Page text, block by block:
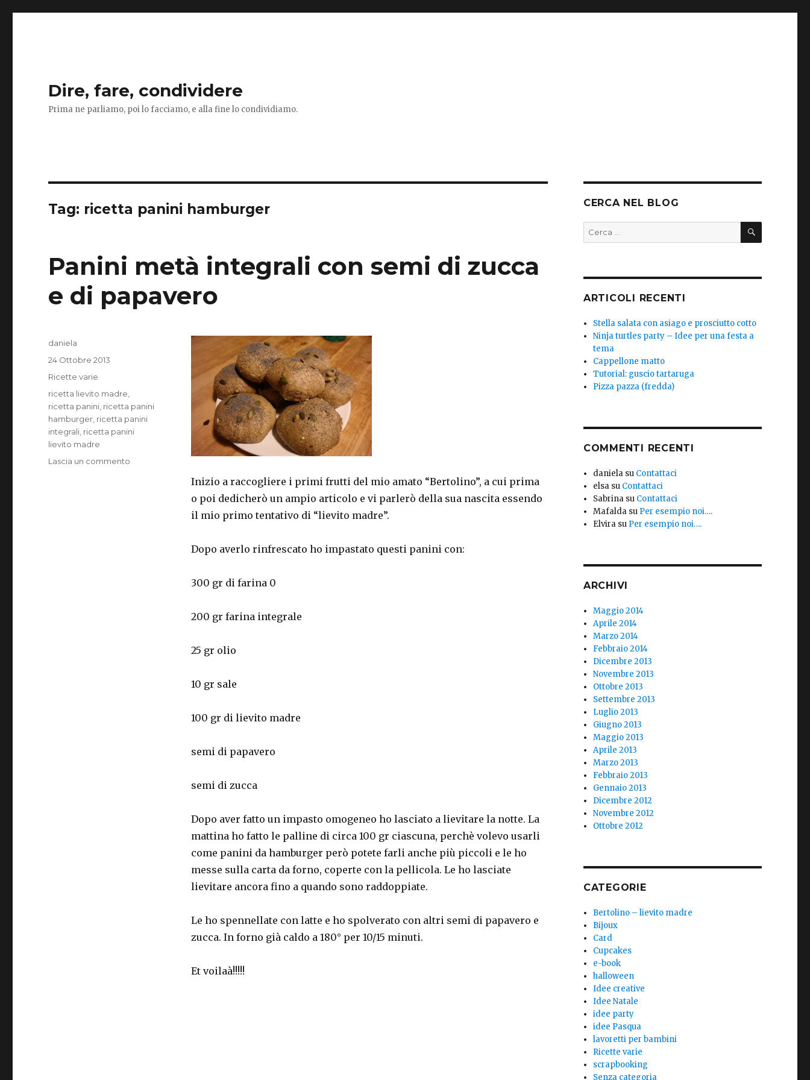
Dire, fare, condividere
Prima ne parliamo, poi lo facciamo, e alla fine lo condividiamo.
Tag: ricetta panini hamburger
Panini metà integrali con semi di zucca
e di papavero
Inizio a raccogliere i primi frutti del mio amato “Bertolino”, a cui prima
o poi dedicherò un ampio articolo e vi parlerò della sua nascita essendo
il mio primo tentativo di “lievito madre”.
Dopo averlo rinfrescato ho impastato questi panini con:
300 gr di farina 0
200 gr farina integrale
25 gr olio
10 gr sale
100 gr di lievito madre
semi di papavero
semi di zucca
Dopo aver fatto un impasto omogeneo ho lasciato a lievitare la notte. La
mattina ho fatto le palline di circa 100 gr ciascuna, perchè volevo usarli
come panini da hamburger però potete farli anche più piccoli e le ho
messe sulla carta da forno, coperte con la pellicola. Le ho lasciate
lievitare ancora fino a quando sono raddoppiate.
Le ho spennellate con latte e ho spolverato con altri semi di papavero e
zucca. In forno già caldo a 180° per 10/15 minuti.
Et voilaà!!!!!
Autore
daniela
Pubblicato
24 Ottobre 2013
Categorie
Ricette varie
Tag
ricetta lievito madre
ricetta panini ricetta panini
hamburger ricetta panini
integrali ricetta panini
lievito madre
Lascia un commento
CERCA NEL BLOG
Cerca: CERCA
ARTICOLI RECENTI
Stella salata con asiago e prosciutto cotto
Ninja turtles party – Idee per una festa a
tema
Cappellone matto
Tutorial: guscio tartaruga
Pizza pazza (fredda)
COMMENTI RECENTI
daniela su Contattaci
elsa su Contattaci
Sabrina su Contattaci
Mafalda su Per esempio noi….
Elvira su Per esempio noi….
ARCHIVI
Maggio 2014
Aprile 2014
Marzo 2014
Febbraio 2014
Dicembre 2013
Novembre 2013
Ottobre 2013
Settembre 2013
Luglio 2013
Giugno 2013
Maggio 2013
Aprile 2013
Marzo 2013
Febbraio 2013
Gennaio 2013
Dicembre 2012
Novembre 2012
Ottobre 2012
CATEGORIE
Bertolino – lievito madre
Bijoux
Card
Cupcakes
e-book
halloween
Idee creative
Idee Natale
idee party
idee Pasqua
lavoretti per bambini
Ricette varie
scrapbooking
Senza categoria